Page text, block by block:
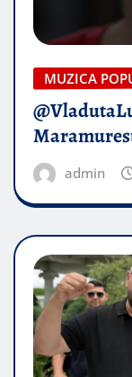
MUZICA
admin